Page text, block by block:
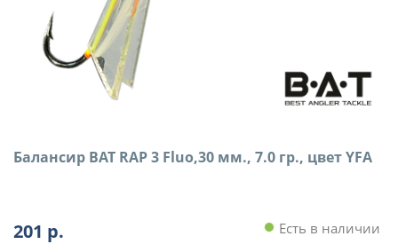
Балансир BAT RAP 3 Fluo,30 мм., 7.0 гр., цвет YFA
201 р. Есть в наличии